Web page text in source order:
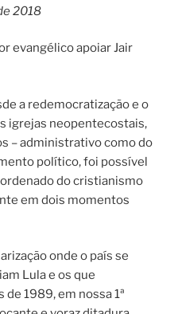
2018
evangélico apoiar Jair
a redemocratização e o
igrejas neopentecostais,
– administrativo como do
político, foi possível
do cristianismo
em dois momentos
onde o país se
Lula e os que
1989, em nossa 1ª